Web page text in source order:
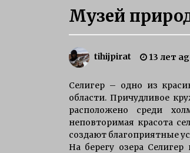
зимняя
Селигере
Селигере
6 лет ago
7 лет ago
Музей
tihijpirat 13 лет
Селигер – одно из
области. Причудливое
расположено среди
неповторимая красота
создают благоприятные
На берегу озера